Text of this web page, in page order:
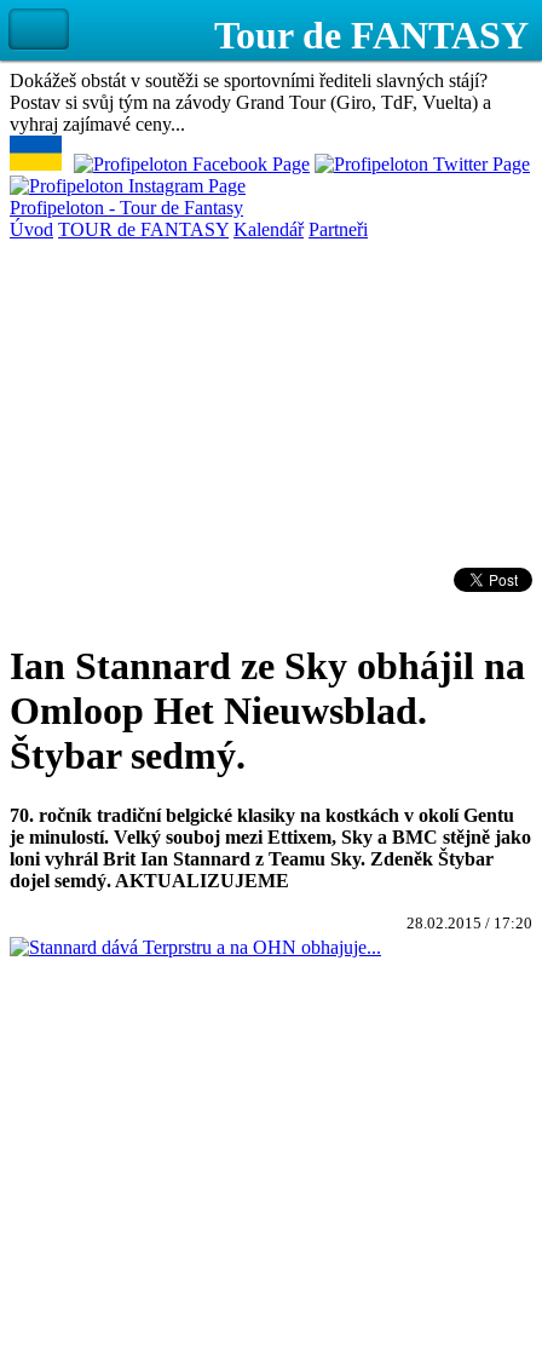
Dokážeš obstát v soutěži se sportovními řediteli slavných stájí?
Postav si svůj tým na závody Grand Tour (Giro, TdF, Vuelta) a
vyhraj zajímavé ceny...
Profipeloton - Tour de Fantasy
Úvod TOUR de FANTASY Kalendář Partneři
Ian Stannard ze Sky obhájil na
Omloop Het Nieuwsblad.
Štybar sedmý.
70. ročník tradiční belgické klasiky na kostkách v okolí Gentu
je minulostí. Velký souboj mezi Ettixem, Sky a BMC stějně jako
loni vyhrál Brit Ian Stannard z Teamu Sky. Zdeněk Štybar
dojel semdý. AKTUALIZUJEME
28.02.2015 / 17:20